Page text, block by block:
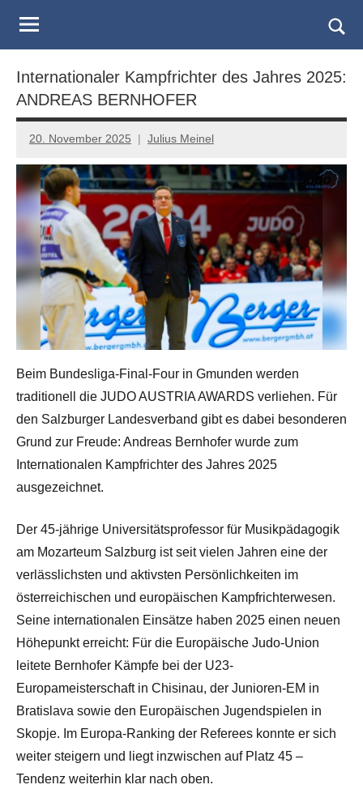
Judo
Landesverband
Salzburg
Internationaler Kampfrichter des Jahres 2025:
ANDREAS BERNHOFER
20. November 2025 Julius Meinel
Beim Bundesliga-Final-Four in Gmunden werden
traditionell die JUDO AUSTRIA AWARDS verliehen. Für
den Salzburger Landesverband gibt es dabei besonderen
Grund zur Freude: Andreas Bernhofer wurde zum
Internationalen Kampfrichter des Jahres 2025
ausgezeichnet.
Der 45-jährige Universitätsprofessor für Musikpädagogik
am Mozarteum Salzburg ist seit vielen Jahren eine der
verlässlichsten und aktivsten Persönlichkeiten im
österreichischen und europäischen Kampfrichterwesen.
Seine internationalen Einsätze haben 2025 einen neuen
Höhepunkt erreicht: Für die Europäische Judo-Union
leitete Bernhofer Kämpfe bei der U23-
Europameisterschaft in Chisinau, der Junioren-EM in
Bratislava sowie den Europäischen Jugendspielen in
Skopje. Im Europa-Ranking der Referees konnte er sich
weiter steigern und liegt inzwischen auf Platz 45 –
Tendenz weiterhin klar nach oben.